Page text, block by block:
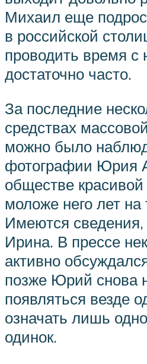
Михаил еще
в российской
проводить время с
достаточно часто.
За последние
средствах
можно было
фотографии Юрия
обществе
моложе него лет на
Имеются сведения,
Ирина. В прессе
активно
позже Юрий снова
появляться везде
означать лишь
одинок.